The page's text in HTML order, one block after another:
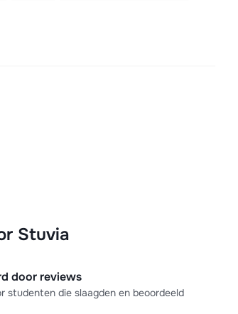
Stuvia
door reviews
die slaagden en beoordeeld